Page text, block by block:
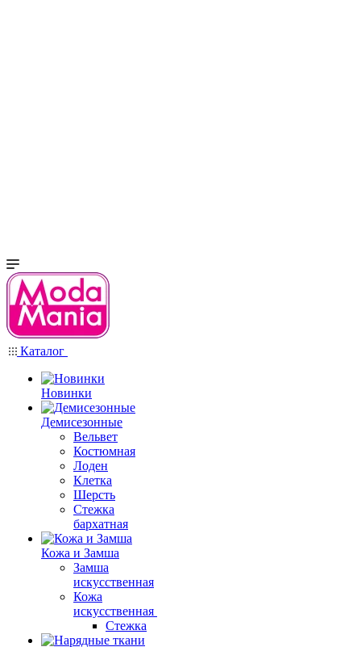
Каталог
Новинки
Демисезонные
Вельвет
Костюмная
Лоден
Клетка
Шерсть
Стежка
бархатная
Кожа и Замша
Замша
искусственная
Кожа
искусственная
Стежка